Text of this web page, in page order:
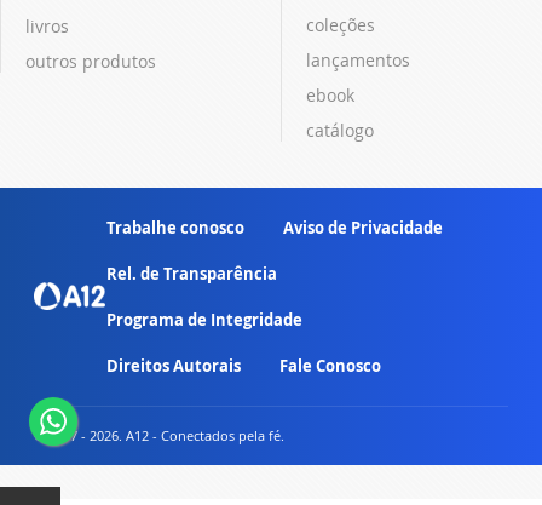
livros
outros produtos
coleções
lançamentos
ebook
catálogo
Trabalhe conosco Aviso de Privacidade
Rel. de Transparência
Programa de Integridade
Direitos Autorais Fale Conosco
© 2007 - 2026. A12 - Conectados pela fé.